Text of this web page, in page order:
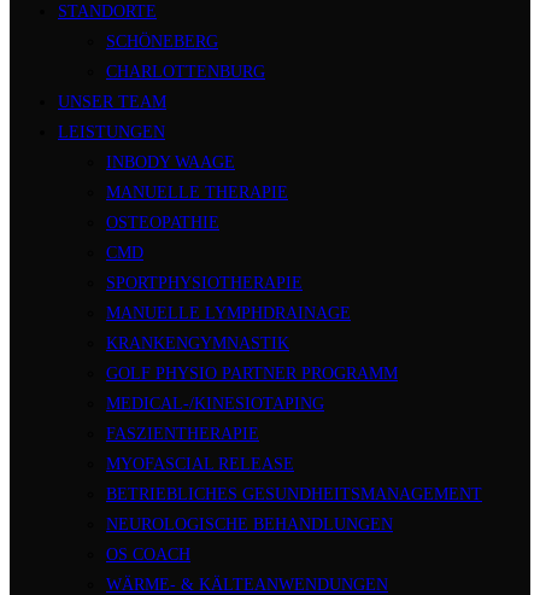
STANDORTE
SCHÖNEBERG
CHARLOTTENBURG
UNSER TEAM
LEISTUNGEN
INBODY WAAGE
MANUELLE THERAPIE
OSTEOPATHIE
CMD
SPORTPHYSIOTHERAPIE
MANUELLE LYMPHDRAINAGE
KRANKENGYMNASTIK
GOLF PHYSIO PARTNER PROGRAMM
MEDICAL-/KINESIOTAPING
FASZIENTHERAPIE
MYOFASCIAL RELEASE
BETRIEBLICHES GESUNDHEITSMANAGEMENT
NEUROLOGISCHE BEHANDLUNGEN
OS COACH
WÄRME- & KÄLTEANWENDUNGEN